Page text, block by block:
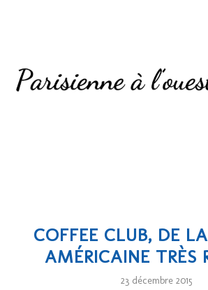
COFFEE CLUB, DE
AMÉRICAINE TRÈS
23 décembre 2015